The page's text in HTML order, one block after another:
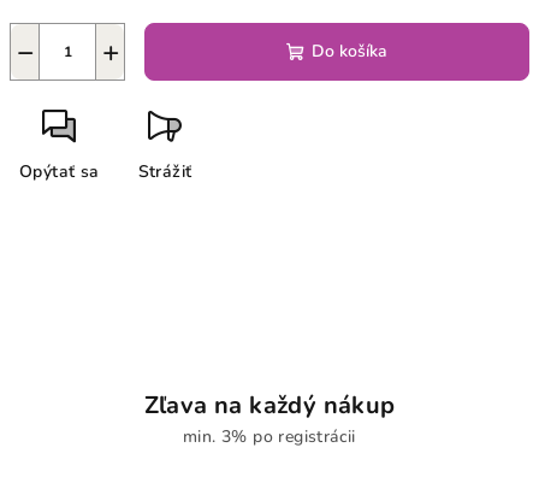
+
− Do košíka
Opýtať sa Strážiť
Zľava na každý nákup
min. 3% po registrácii